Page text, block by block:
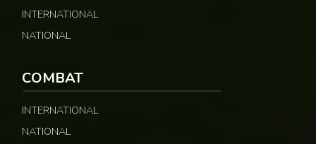
INTERNATIONAL
NATIONAL
COMBAT
INTERNATIONAL
NATIONAL